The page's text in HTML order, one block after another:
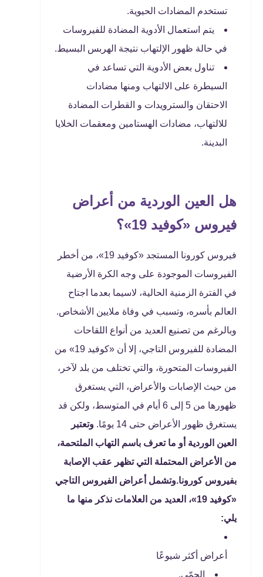
تستخدم المضادات الحيوية.
يتم استعمال الأدوية المضادة للفيروسات
في حالة ظهور الإلتهاب نتيجة الهربس البسيط.
تناول بعض الأدوية التي تساعد في
السيطرة على الالتهاب ومنها مضادات
الاحتقان والسترويدات و القطرات المضادة
للالتهاب، مضادات الهستامين ومعقمات الخلايا
البدينة.
هل العين الوردية من أعراض
فيروس «كوفيد 19»؟
فيروس كورونا المستجد «كوفيد 19»، من أخطر
الفيروسات الموجودة على وجه الكرة الأرضية
في الفترة الزمنية الحالية، لاسيما بعدما اجتاح
العالم بأسره، وتسبب في وفاة ملايين الأشخاص.
وبالرغم من تصنيع العديد من أنواع اللقاحات
المضادة للفيروس التاجي، إلا أن «كوفيد 19» من
الفيروسات المتحورة، والتي تختلف من بلد لآخر،
من حيث الإصابات والأعراض، التي يستغرق
ظهورها من 5 إلى 6 أيام في المتوسط، ولكن قد
يستغرق ظهور الأعراض حتى 14 يومًا.
وتعتبر
العين الوردية أو ما تعرف باسم التهاب الملتحمة،
من الأعراض المحتملة التي تظهر عقب الإصابة
بفيروس كورونا.وتشمل أعراض الفيروس التاجي
«كوفيد 19»، العديد من العلامات نذكر منها ما
يلي:
أعراض أكثر شيوعًا
الحمّى.